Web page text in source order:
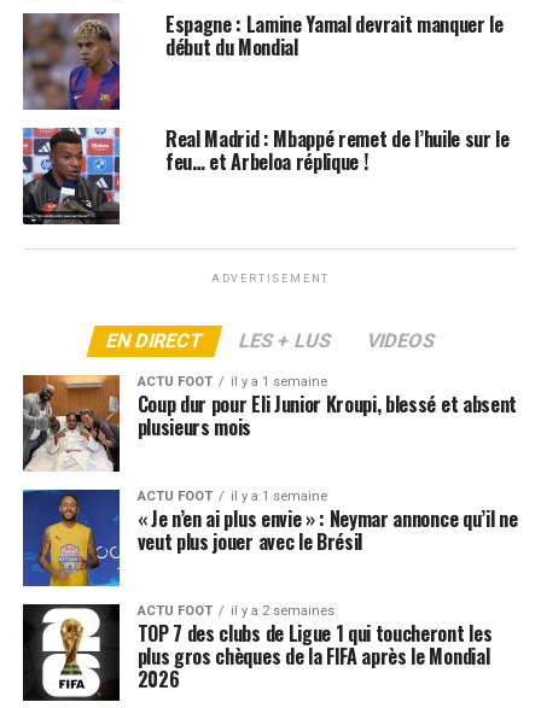
Le média espagnol précise que les dirigeants catalans
étudient d’autres pistes.
le Norvégien de Leipzig Antonio Nusa
fortement le board barcelonais si Rashford venait à
rentrer en Angleterre. Affaire à suivre.
ARTICLES LIÉS:
Un joueur du Barça en plein burn-out : son club lui vient
NE RATEZ PAS
Réunion urgente au Real : Zidane de retour ?
Espagne : Lamine Yamal devrait manquer le
début du Mondial
Real Madrid : Mbappé remet de l’huile sur le
feu… et Arbeloa réplique !
ADVERTISEMENT
EN DIRECT LES + LUS VIDEOS
ACTU FOOT il y a 1 semaine
Coup dur pour Eli Junior Kroupi, blessé et absent
plusieurs mois
ACTU FOOT il y a 1 semaine
« Je n’en ai plus envie » : Neymar annonce qu’il ne
veut plus jouer avec le Brésil
ACTU FOOT il y a 2 semaines
TOP 7 des clubs de Ligue 1 qui toucheront les
plus gros chèques de la FIFA après le Mondial
2026